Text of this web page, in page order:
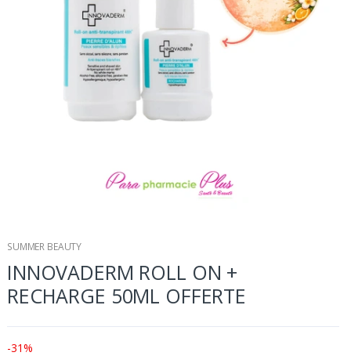
SUMMER BEAUTY
INNOVADERM ROLL ON +
RECHARGE 50ML OFFERTE
-31%